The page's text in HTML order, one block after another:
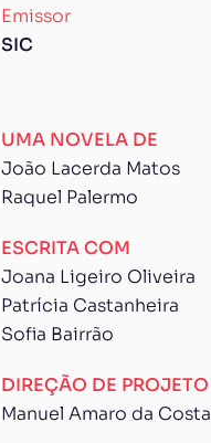
Emissor
SIC
UMA NOVELA DE
João Lacerda Matos
Raquel Palermo
ESCRITA COM
Joana Ligeiro Oliveira
Patrícia Castanheira
Sofia Bairrão
DIREÇÃO DE PROJETO
Manuel Amaro da Costa